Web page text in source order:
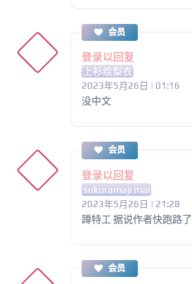
会员
登录以回复
上衫绘梨衣
2023年5月26日 | 01:16
没中文
会员
登录以回复
sukuramaji mai
2023年5月26日 | 21:28
蹲特工 据说作者快跑路了
会员